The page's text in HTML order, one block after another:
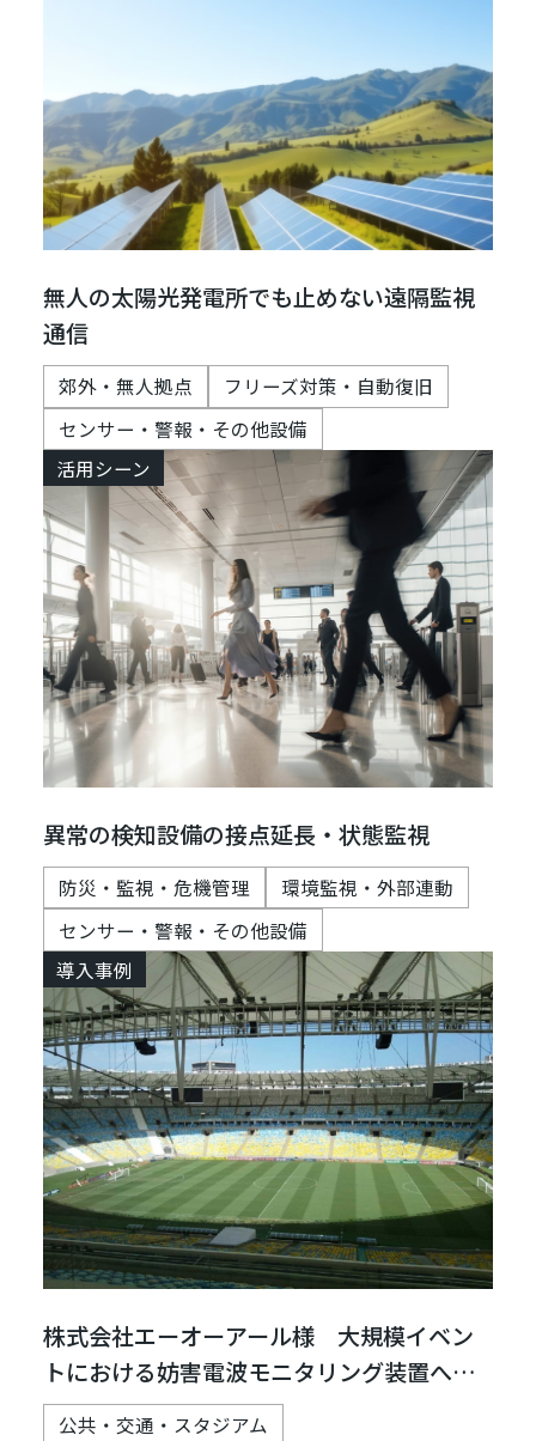
無人の太陽光発電所でも止めない遠隔監視
通信
郊外・無人拠点
フリーズ対策・自動復旧
センサー・警報・その他設備
活用シーン
異常の検知設備の接点延長・状態監視
防災・監視・危機管理
環境監視・外部連動
センサー・警報・その他設備
導入事例
株式会社エーオーアール様 大規模イベン
トにおける妨害電波モニタリング装置への
リブーター組込み
公共・交通・スタジアム